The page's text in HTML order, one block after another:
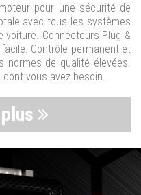
pour une sécurité de
avec tous les systèmes
Connecteurs Plug &
Contrôle permanent et
de qualité élevées.
vous avez besoin.